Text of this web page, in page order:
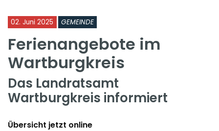
02. Juni 2025 GEMEINDE
Ferienangebote im
Wartburgkreis
Das Landratsamt
Wartburgkreis informiert
Übersicht jetzt online